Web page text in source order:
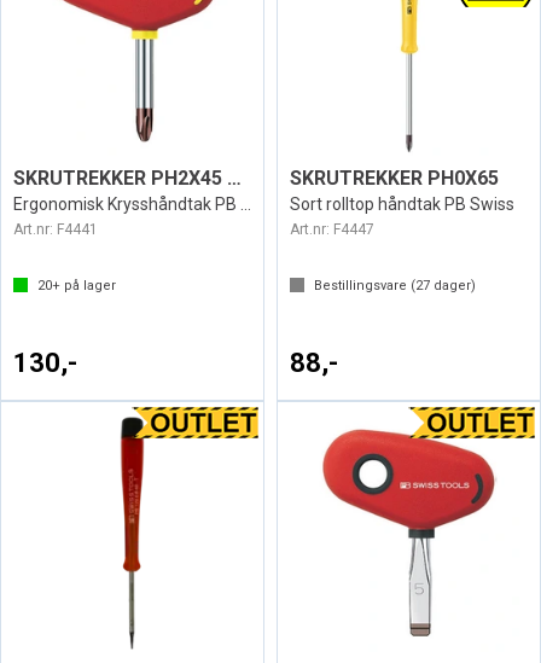
SKRUTREKKER PH2X45 SWISS 198
Art.nr: F4441
20+ på lager
130,-
SKRUTREKKER PH0X65
Sort rolltop håndtak PB Swiss
Art.nr: F4447
Bestillingsvare (27 dager)
88,-